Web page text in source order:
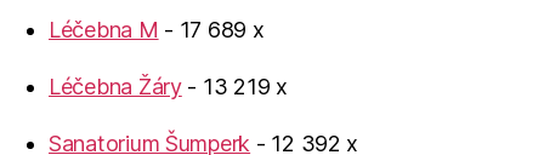
Léčebna M - 17 689 x
Léčebna Žáry- 13 219 x
Sanatorium Šumperk - 12 392 x